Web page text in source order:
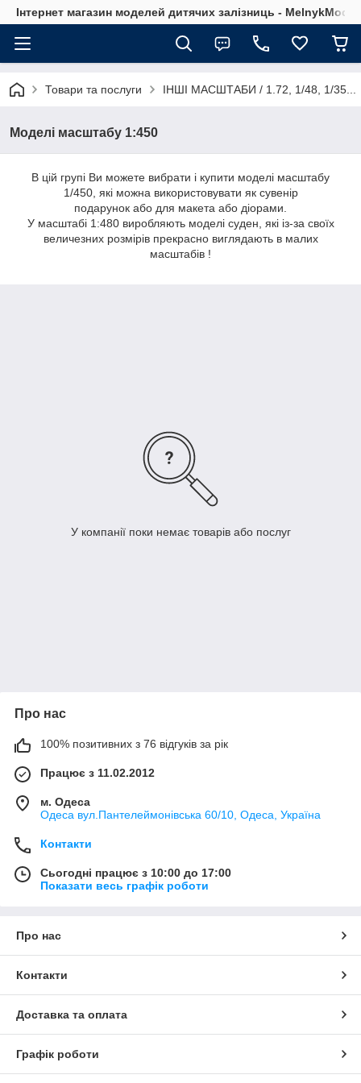
Інтернет магазин моделей дитячих залізниць -
Товари та послуги ІНШІ МАСШТАБИ / 1.72, 1/48, 1/35...
Моделі масштабу 1:450
В цій групі Ви можете вибрати і купити моделі масштабу
1/450, які можна використовувати як сувенір
подарунок або для макета або діорами.
У масштабі 1:480 виробляють моделі суден, які із-за своїх
величезних розмірів прекрасно виглядають в малих
масштабів !
У компанії поки немає товарів або послуг
Про нас
100% позитивних з 76 відгуків за рік
Працює з 11.02.2012
м. Одеса
Одеса вул.Пантелеймонівська 60/10, Одеса, Україна
Контакти
Сьогодні працює з 10:00 до 17:00
Показати весь графік роботи
Про нас
Контакти
Доставка та оплата
Графік роботи